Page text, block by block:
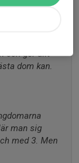
och gör allt
dom kan.
man sig
med 3. Men